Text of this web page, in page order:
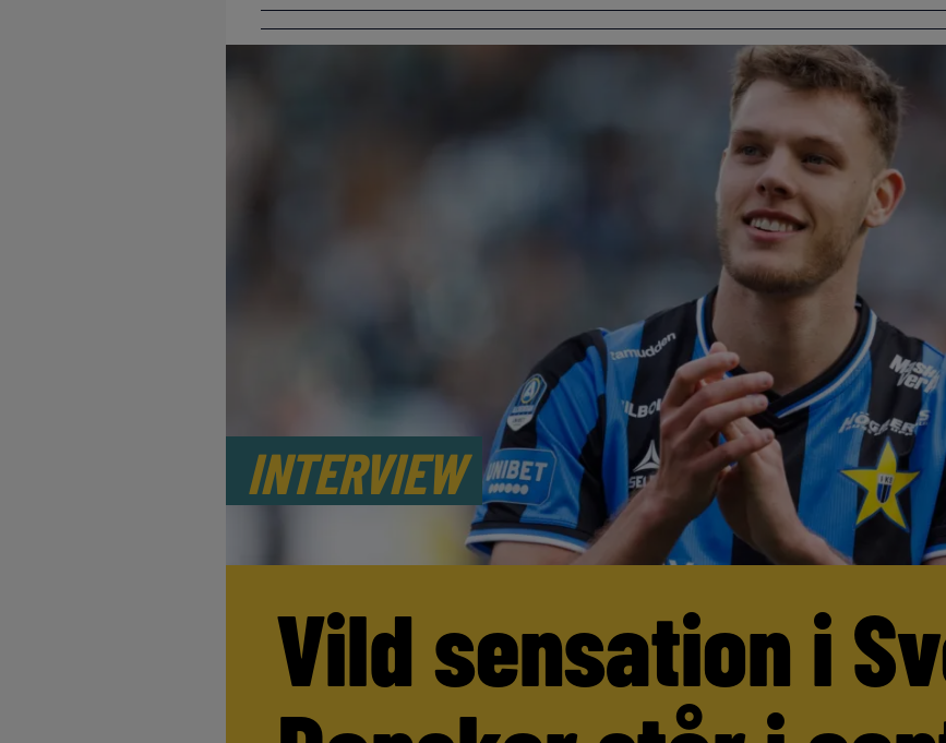
INTERVIEW
Vild sensation i